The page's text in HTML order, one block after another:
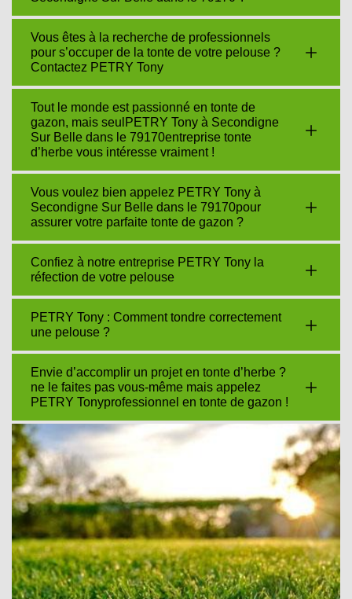
Vous êtes à la recherche de professionnels
pour s’occuper de la tonte de votre pelouse ?
Contactez PETRY Tony
Tout le monde est passionné en tonte de
gazon, mais seulPETRY Tony à Secondigne
Sur Belle dans le 79170entreprise tonte
d’herbe vous intéresse vraiment !
Vous voulez bien appelez PETRY Tony à
Secondigne Sur Belle dans le 79170pour
assurer votre parfaite tonte de gazon ?
Confiez à notre entreprise PETRY Tony la
réfection de votre pelouse
PETRY Tony : Comment tondre correctement
une pelouse ?
Envie d’accomplir un projet en tonte d’herbe ?
ne le faites pas vous-même mais appelez
PETRY Tonyprofessionnel en tonte de gazon !